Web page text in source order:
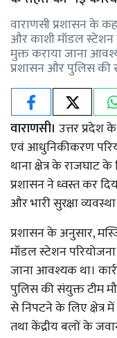
वाराणसी प्रशासन के
और काशी मॉडल स्टेशन
मुक्त कराया जाना
प्रशासन और पुलिस की
वाराणसी। उत्तर प्रदेश
एवं आधुनिकीकरण
थाना क्षेत्र के
प्रशासन ने ध्वस्त कर
और भारी सुरक्षा
प्रशासन के अनुसार,
मॉडल स्टेशन
जाना आवश्यक था।
पुलिस की संयुक्त टीम
से निपटने के लिए क्षेत्र
तथा केंद्रीय बलों के